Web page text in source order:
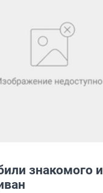
знакомого и